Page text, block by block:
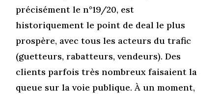
précisément le n°19/20, est
historiquement le point de deal le plus
prospère, avec tous les acteurs du trafic
(guetteurs, rabatteurs, vendeurs). Des
clients parfois très nombreux faisaient la
queue sur la voie publique. À un moment,